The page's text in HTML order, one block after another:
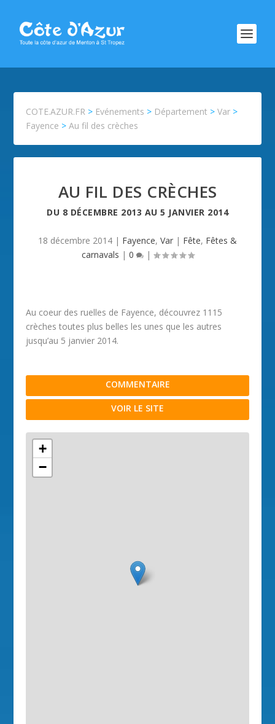
COTE.AZUR.FR > Evénements > Département >Var >
Fayence >Au fil des crèches
AU FIL DES CRÈCHES
DU 8 DÉCEMBRE 2013 AU 5 JANVIER 2014
18 décembre 2014 | Fayence, Var | Fête, Fêtes &
carnavals | 0 |
Au coeur des ruelles de Fayence, découvrez 1115
crèches toutes plus belles les unes que les autres
jusqu’au 5 janvier 2014.
COMMENTAIRE
VOIR LE SITE
+
−